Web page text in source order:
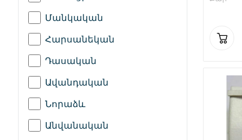
Մանկական
Հարսանեկան
Դասական
Ավանդական
Նորաձև
Անվանական